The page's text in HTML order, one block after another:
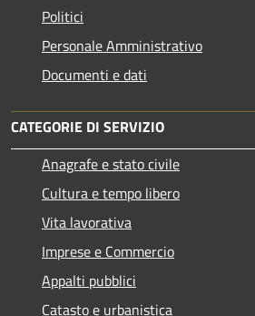
Politici
Personale Amministrativo
Documenti e dati
CATEGORIE DI SERVIZIO
Anagrafe e stato civile
Cultura e tempo libero
Vita lavorativa
Imprese e Commercio
Appalti pubblici
Catasto e urbanistica